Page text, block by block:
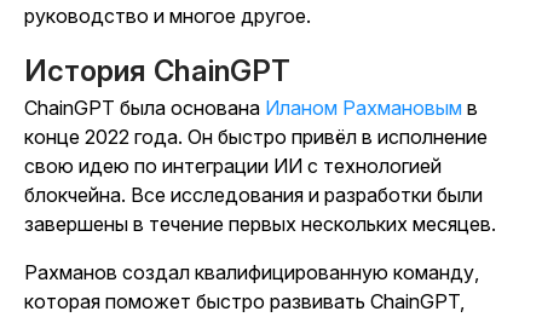
руководство и многое другое.
История ChainGPT
ChainGPT была основана Иланом Рахмановым в
конце 2022 года. Он быстро привёл в исполнение
свою идею по интеграции ИИ с технологией
блокчейна. Все исследования и разработки были
завершены в течение первых нескольких месяцев.
Рахманов создал квалифицированную команду,
которая поможет быстро развивать ChainGPT,